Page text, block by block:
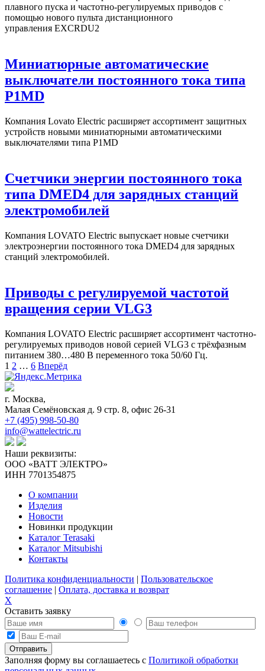
плавного пуска и частотно-регулируемых приводов с
помощью нового пульта дистанционного
управления EXCRDU2
Миниатюрные автоматические
выключатели постоянного тока типа
P1MD
Компания Lovato Electric расширяет ассортимент защитных
устройств новыми миниатюрными автоматическими
выключателями типа P1MD
Счетчики энергии постоянного тока
типа DMED4 для зарядных станций
электромобилей
Компания LOVATO Electric выпускает новые счетчики
электроэнергии постоянного тока DMED4 для зарядных
станций электромобилей.
Приводы с регулируемой частотой
вращения серии VLG3
Компания LOVATO Electric расширяет ассортимент частотно-
регулируемых приводов новой серией VLG3 с трёхфазным
питанием 380…480 В переменного тока 50/60 Гц.
Пагинация
записей
Page
1 Page
2 … Page
6 Вперёд
г. Москва,
Малая Семёновская д. 9 стр. 8, офис 26-31
+7 (495) 998-50-80
info@wattelectric.ru
Наши реквизиты:
ООО «ВАТТ ЭЛЕКТРО»
ИНН 7701354875
О компании
Изделия
Новости
Новинки продукции
Каталог Terasaki
Каталог Mitsubishi
Контакты
Политика конфиденциальности | Пользовательское
соглашение | Оплата, доставка и возврат
X
Оставить заявку
Заполняя форму вы соглашаетесь с Политикой обработки